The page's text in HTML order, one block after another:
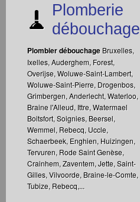
Plomberie
débouchage
Plombier débouchage Bruxelles,
Ixelles, Auderghem, Forest,
Overijse, Woluwe-Saint-Lambert,
Woluwe-Saint-Pierre, Drogenbos,
Grimbergen, Anderlecht, Waterloo,
Braine l'Alleud, Ittre, Watermael
Boitsfort, Soignies, Beersel,
Wemmel, Rebecq, Uccle,
Schaerbeek, Enghien, Huizingen,
Tervuren, Rode Saint Genèse,
Crainhem, Zaventem, Jette, Saint-
Gilles, Vilvoorde, Braine-le-Comte,
Tubize, Rebecq,...